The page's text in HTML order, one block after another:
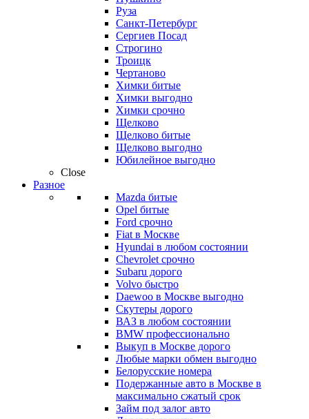
Руза
Санкт-Петербург
Сергиев Посад
Строгино
Троицк
Чертаново
Химки битые
Химки выгодно
Химки срочно
Щелково
Щелково битые
Щелково выгодно
Юбилейное выгодно
Close
Разное
Mazda битые
Opel битые
Ford срочно
Fiat в Москве
Hyundai в любом состоянии
Chevrolet срочно
Subaru дорого
Volvo быстро
Daewoo в Москве выгодно
Скутеры дорого
ВАЗ в любом состоянии
BMW профессионально
Выкуп в Москве дорого
Любые марки обмен выгодно
Белорусские номера
Подержанные авто в Москве в
максимально сжатый срок
Займ под залог авто